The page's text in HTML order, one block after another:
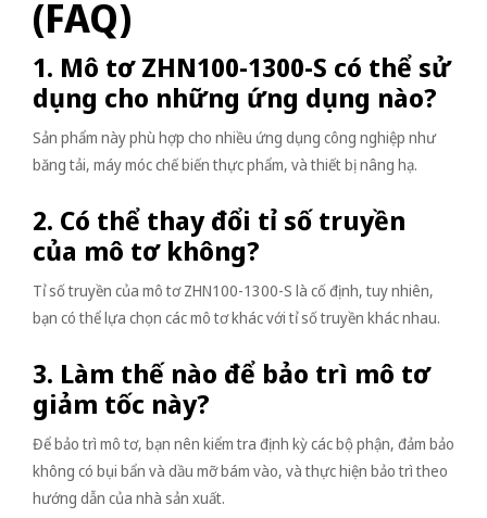
(FAQ)
1. Mô tơ ZHN100-1300-S có thể sử
dụng cho những ứng dụng nào?
Sản phẩm này phù hợp cho nhiều ứng dụng công nghiệp như
băng tải, máy móc chế biến thực phẩm, và thiết bị nâng hạ.
2. Có thể thay đổi tỉ số truyền
của mô tơ không?
Tỉ số truyền của mô tơ ZHN100-1300-S là cố định, tuy nhiên,
bạn có thể lựa chọn các mô tơ khác với tỉ số truyền khác nhau.
3. Làm thế nào để bảo trì mô tơ
giảm tốc này?
Để bảo trì mô tơ, bạn nên kiểm tra định kỳ các bộ phận, đảm bảo
không có bụi bẩn và dầu mỡ bám vào, và thực hiện bảo trì theo
hướng dẫn của nhà sản xuất.